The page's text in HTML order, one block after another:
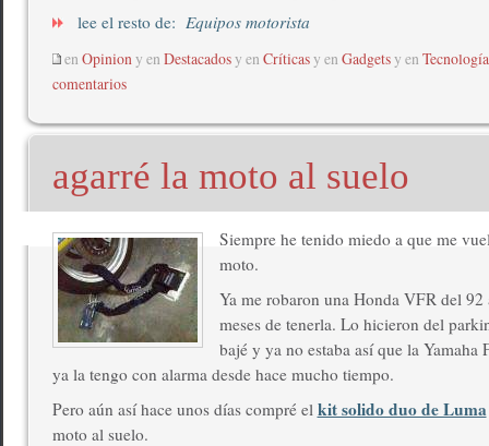
lee el resto de: Equipos motorista
en Opinion y en Destacadosy en Críticasy en Gadgetsy en Tecnología
comentarios
agarré la moto al suelo
Siempre he tenido miedo a que me
moto.
Ya me robaron una Honda VFR del 92
meses de tenerla. Lo hicieron del
bajé y ya no estaba así que la Yamaha
ya la tengo con alarma desde hace mucho tiempo.
Pero aún así hace unos días compré el kit solido duo de Luma
moto al suelo.